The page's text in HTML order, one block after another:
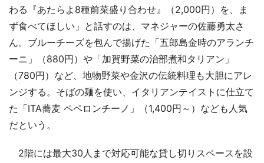
わる『あたらよ8種前菜盛り合わせ』（2,000円）を、ま
ず食べてほしい」と話すのは、マネジャーの佐藤勇太さ
ん。ブルーチーズを包んで揚げた「五郎島金時のアランチ
ーニ」（880円）や「加賀野菜の治部煮和タリアン」
（780円）など、地物野菜や金沢の伝統料理も大胆にアレ
ンジする。そばの麺を使い、イタリアンテイストに仕立て
た「ITA蕎麦 ペペロンチーノ」（1,400円～）なども人気
だという。
2階には最大30人まで対応可能な貸し切りスペースを設